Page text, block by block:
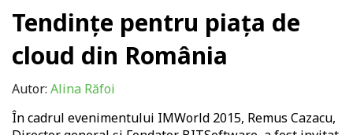
Tendințe pentru piața de
cloud din România
Autor: Alina Răfoi
În cadrul evenimentului IMWorld 2015, Remus Cazacu,